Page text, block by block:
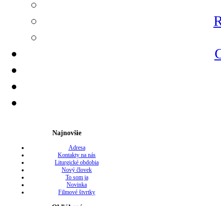
Najnovšie
Adresa
Kontakty na nás
Liturgické obdobia
Nový človek
To som ja
Novinka
Filmové štvrtky